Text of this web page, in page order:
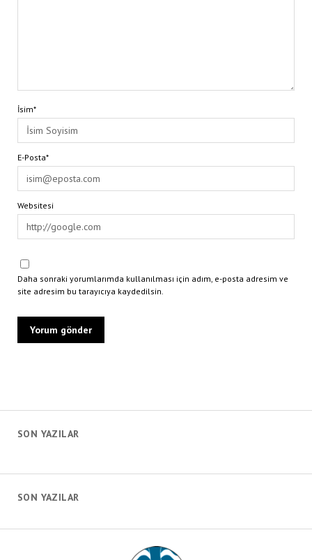
SON YAZILAR
İsim*
E-Posta*
Websitesi
Daha sonraki yorumlarımda kullanılması için adım, e-posta adresim ve
site adresim bu tarayıcıya kaydedilsin.
SON YAZILAR